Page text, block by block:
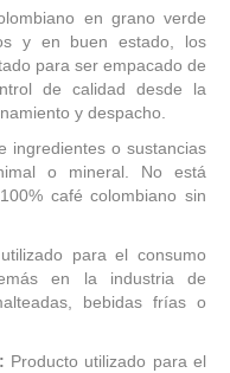
en grano verde
y en buen estado, los
para ser empacado de
de calidad desde la
y despacho.
ingredientes o sustancias
o mineral. No está
café colombiano sin
para el consumo
en la industria de
bebidas frías o
Producto utilizado para el